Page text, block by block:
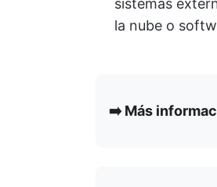
sistemas
la nube o
➡️ Más